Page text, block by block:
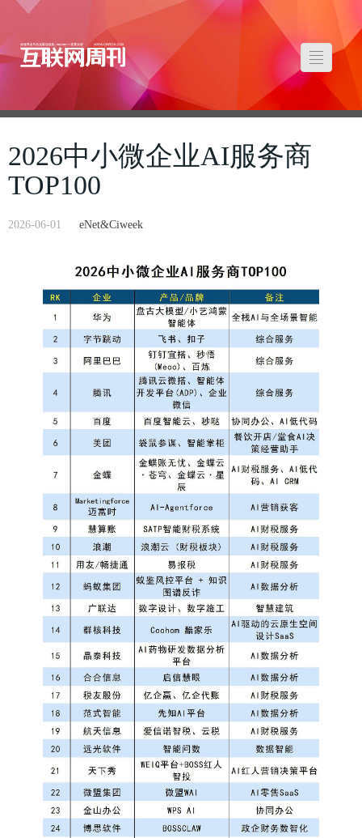
2026中小微企业AI服务商
TOP100
2026-06-01 eNet&Ciweek